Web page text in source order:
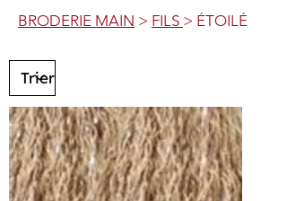
BRODERIE MAIN > FILS > ÉTOILÉ